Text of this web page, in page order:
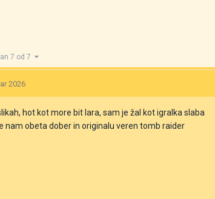
7 od 7
2026
hot kot more bit lara, sam je žal kot igralka slaba
nam obeta dober in originalu veren tomb raider